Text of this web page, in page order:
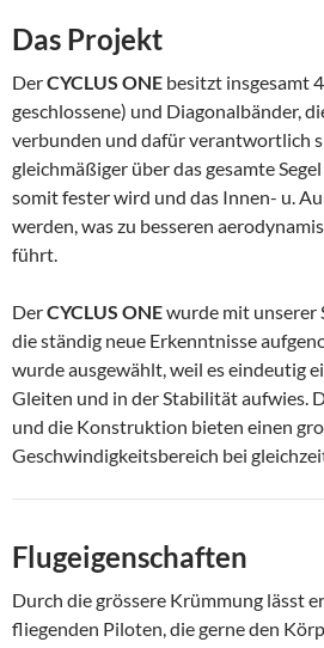
Das Projekt
DerCYCLUS ONE besitzt insgesamt
geschlossene) und Diagonalbänder,
verbunden und dafür verantwortlich
gleichmäßiger über das gesamte
somit fester wird und das Innen- u.
werden, was zu besseren
führt.
DerCYCLUS ONEwurde mit unserer
die ständig neue Erkenntnisse
wurde ausgewählt, weil es eindeutig
Gleiten und in der Stabilität aufwies.
und die Konstruktion bieten einen
Geschwindigkeitsbereich bei
Flugeigenschaften
Durch die grössere Krümmung lässt
fliegenden Piloten, die gerne den